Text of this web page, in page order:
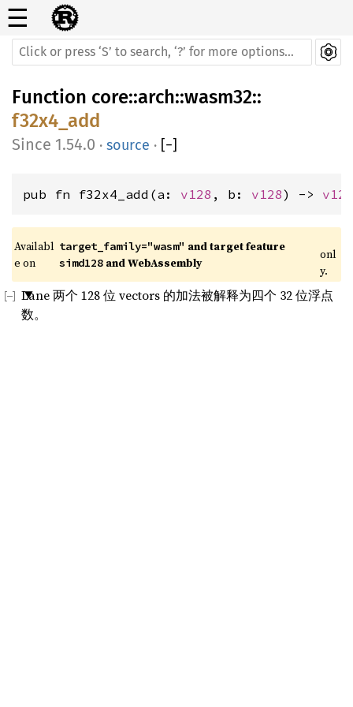
☰
Function core::arch::wasm32::
f32x4_add
1.54.0 · source · [−]
pub fn f32x4_add(a: v128 , b: v128) -> v128
Availabl
e on
target_family="wasm" and target feature
simd128 and WebAssembly
onl
y.
Lane 两个 128 位 vectors 的加法被解释为四个 32 位浮点
数。